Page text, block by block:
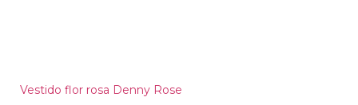
Vestido flor rosa Denny Rose